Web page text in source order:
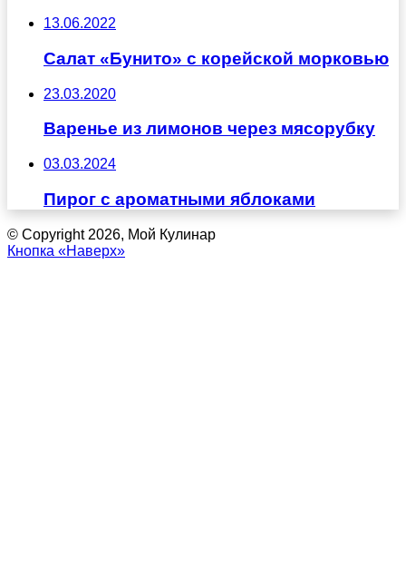
13.06.2022
Салат «Бунито» с корейской морковью
23.03.2020
Варенье из лимонов через мясорубку
03.03.2024
Пирог с ароматными яблоками
© Copyright 2026, Мой Кулинар
Кнопка «Наверх»